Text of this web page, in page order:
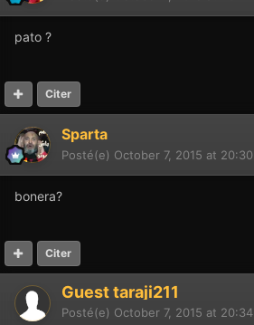
pato ?
Citer
Sparta
Posté(e) October 7, 2015 at 20:30
bonera?
Citer
Guest taraji211
Posté(e) October 7, 2015 at 20:34